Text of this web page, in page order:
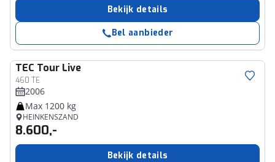
Bekijk details
Bel aanbieder
TEC Tour Live
460 TE
2006
Max 1200 kg
HEINKENSZAND
8.600,-
Bekijk details